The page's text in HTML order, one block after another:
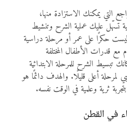
التي يمكنك الاستزادة منها،
تسهّل عليك عملية الشرح وتنشيط
حكرًا على عمر أو مرحلة دراسية
مع قدرات الأطفال المختلفة
تبسيط الشرح للمرحلة الابتدائية
لمرحلة أعلى قليلًا. والهدف دائمًا هو
ثرية وعلمية في الوقت نفسه.